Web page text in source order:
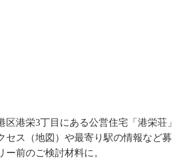
区港栄3丁目にある公営住宅「港栄荘」
セス（地図）や最寄り駅の情報など募
ー前のご検討材料に。